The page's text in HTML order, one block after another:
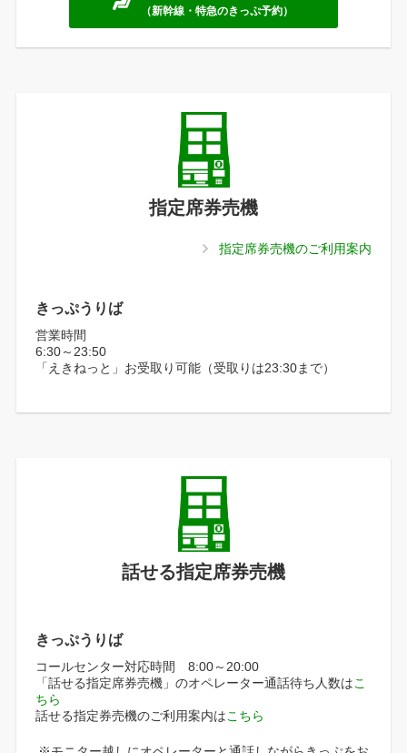
（新幹線・特急のきっぷ予約）
指定席券売機
指定席券売機のご利用案内
きっぷうりば
営業時間
6:30～23:50
「えきねっと」お受取り可能（受取りは23:30まで）
話せる指定席券売機
きっぷうりば
コールセンター対応時間 8:00～20:00
「話せる指定席券売機」のオペレーター通話待ち人数はこ
ちら
話せる指定券売機のご利用案内はこちら